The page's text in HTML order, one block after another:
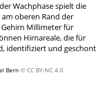
Wachphase spielt die
oberen Rand der
Gehirn Millimeter für
Hirnareale, die für
identifiziert und geschont
Bern © CC BY-NC 4.0